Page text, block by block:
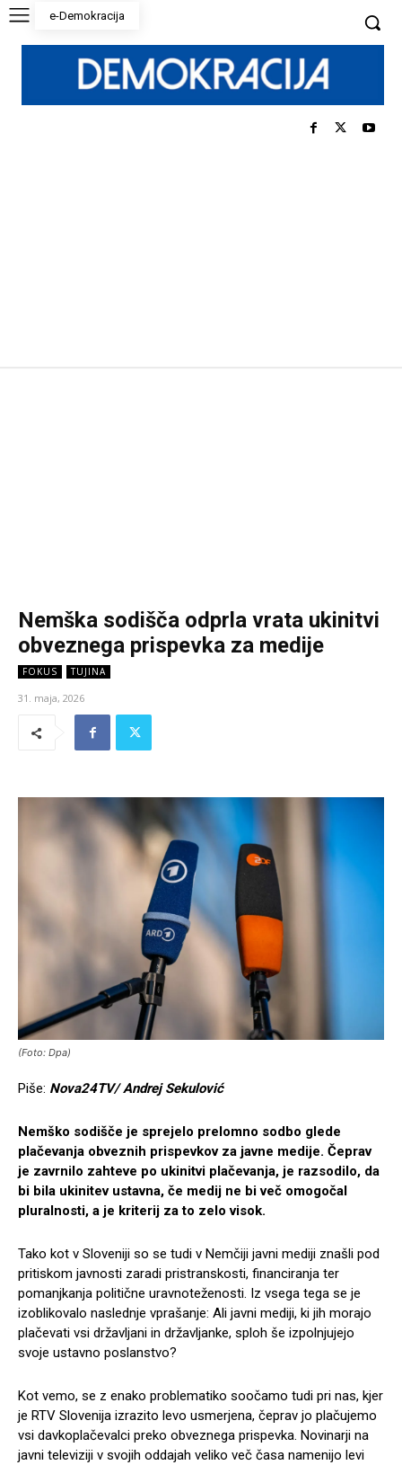
e-Demokracija
Nemška sodišča odprla vrata ukinitvi
obveznega prispevka za medije
FOKUS TUJINA
31. maja, 2026
(Foto: Dpa)
Piše: Nova24TV/ Andrej Sekulović
Nemško sodišče je sprejelo prelomno sodbo glede
plačevanja obveznih prispevkov za javne medije. Čeprav
je zavrnilo zahteve po ukinitvi plačevanja, je razsodilo, da
bi bila ukinitev ustavna, če medij ne bi več omogočal
pluralnosti, a je kriterij za to zelo visok.
Tako kot v Sloveniji so se tudi v Nemčiji javni mediji znašli pod
pritiskom javnosti zaradi pristranskosti, financiranja ter
pomanjkanja politične uravnoteženosti. Iz vsega tega se je
izoblikovalo naslednje vprašanje: Ali javni mediji, ki jih morajo
plačevati vsi državljani in državljanke, sploh še izpolnjujejo
svoje ustavno poslanstvo?
Kot vemo, se z enako problematiko soočamo tudi pri nas, kjer
je RTV Slovenija izrazito levo usmerjena, čeprav jo plačujemo
vsi davkoplačevalci preko obveznega prispevka. Novinarji na
javni televiziji v svojih oddajah veliko več časa namenijo levi